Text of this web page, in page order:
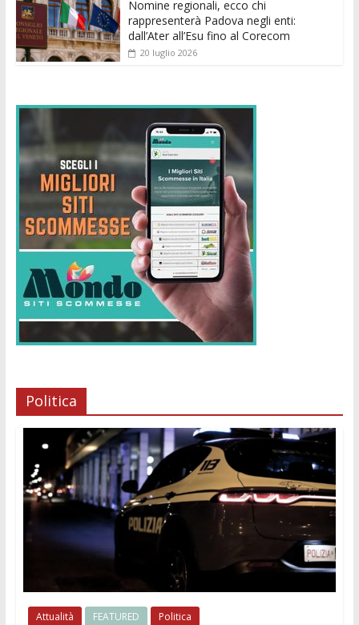
Nomine regionali, ecco chi
rappresenterà Padova negli enti:
dall’Ater all’Esu fino al Corecom
20 luglio 2026
Politica
Attualità FEATURED Politica